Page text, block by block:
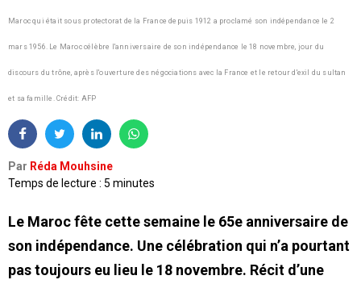
Maroc qui était sous protectorat de la France depuis 1912 a proclamé son indépendance le 2
mars 1956. Le Maroc célèbre l'anniversaire de son indépendance le 18 novembre, jour du
discours du trône, après l'ouverture des négociations avec la France et le retour d'exil du sultan
et sa famille.Crédit: AFP
Par Réda Mouhsine
Temps de lecture : 5 minutes
Le Maroc fête cette semaine le 65e anniversaire de
son indépendance. Une célébration qui n’a pourtant
pas toujours eu lieu le 18 novembre. Récit d’une